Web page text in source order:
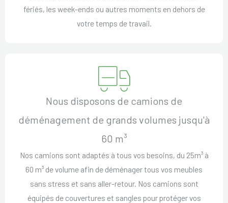
fériés, les week-ends ou autres moments en dehors de
votre temps de travail.
Nous disposons de camions de
déménagement de grands volumes jusqu'à
60 m³
Nos camions sont adaptés à tous vos besoins, du 25m³ à
60 m³ de volume afin de déménager tous vos meubles
sans stress et sans aller-retour. Nos camions sont
équipés de couvertures et sangles pour protéger vos